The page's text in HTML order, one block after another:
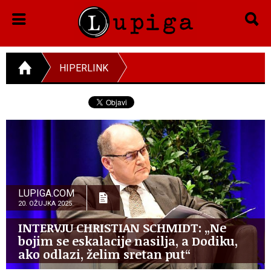
HIPERLINK
LUPIGA.COM
20. OŽUJKA 2025.
INTERVJU CHRISTIAN SCHMIDT: „Ne
bojim se eskalacije nasilja, a Dodiku,
ako odlazi, želim sretan put“